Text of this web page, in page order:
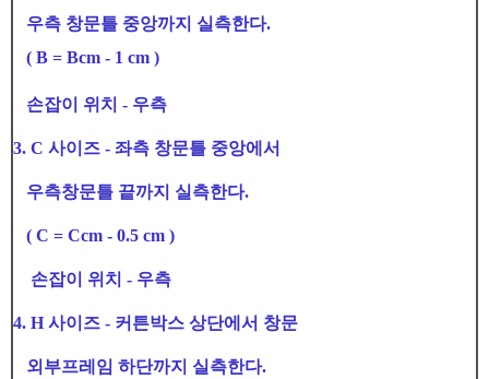
우측 창문틀 중앙까지 실측한다.
( B = Bcm - 1 cm )
손잡이 위치 - 우측
3. C 사이즈 - 좌측 창문틀 중앙에서
우측창문틀 끝까지 실측한다.
( C = Ccm - 0.5 cm )
손잡이 위치 - 우측
4. H 사이즈 - 커튼박스 상단에서 창문
외부프레임 하단까지 실측한다.